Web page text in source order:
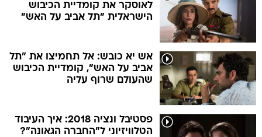
לאוסקר את קומדיית הכיבוש
הישראלית "תל אביב על האש"
אש יא כובש: אל תחמיצו את "תל
אביב על האש", קומדיית הכיבוש
שהעולם שרוף עליה
פסטיבל ונציה 2018: איך העיבוד
הטלוויזיוני ל"החברה הגאונה"?